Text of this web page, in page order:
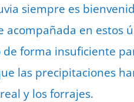
siempre es
acompañada en estos
de forma insuficiente
las precipitaciones
y los forrajes.